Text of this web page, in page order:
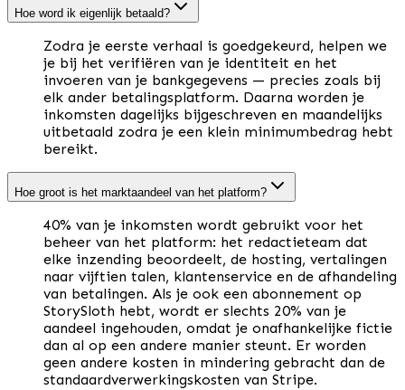
Hoe word ik eigenlijk betaald?
Zodra je eerste verhaal is goedgekeurd, helpen we
je bij het verifiëren van je identiteit en het
invoeren van je bankgegevens — precies zoals bij
elk ander betalingsplatform. Daarna worden je
inkomsten dagelijks bijgeschreven en maandelijks
uitbetaald zodra je een klein minimumbedrag hebt
bereikt.
Hoe groot is het marktaandeel van het platform?
40% van je inkomsten wordt gebruikt voor het
beheer van het platform: het redactieteam dat
elke inzending beoordeelt, de hosting, vertalingen
naar vijftien talen, klantenservice en de afhandeling
van betalingen. Als je ook een abonnement op
StorySloth hebt, wordt er slechts 20% van je
aandeel ingehouden, omdat je onafhankelijke fictie
dan al op een andere manier steunt. Er worden
geen andere kosten in mindering gebracht dan de
standaardverwerkingskosten van Stripe.